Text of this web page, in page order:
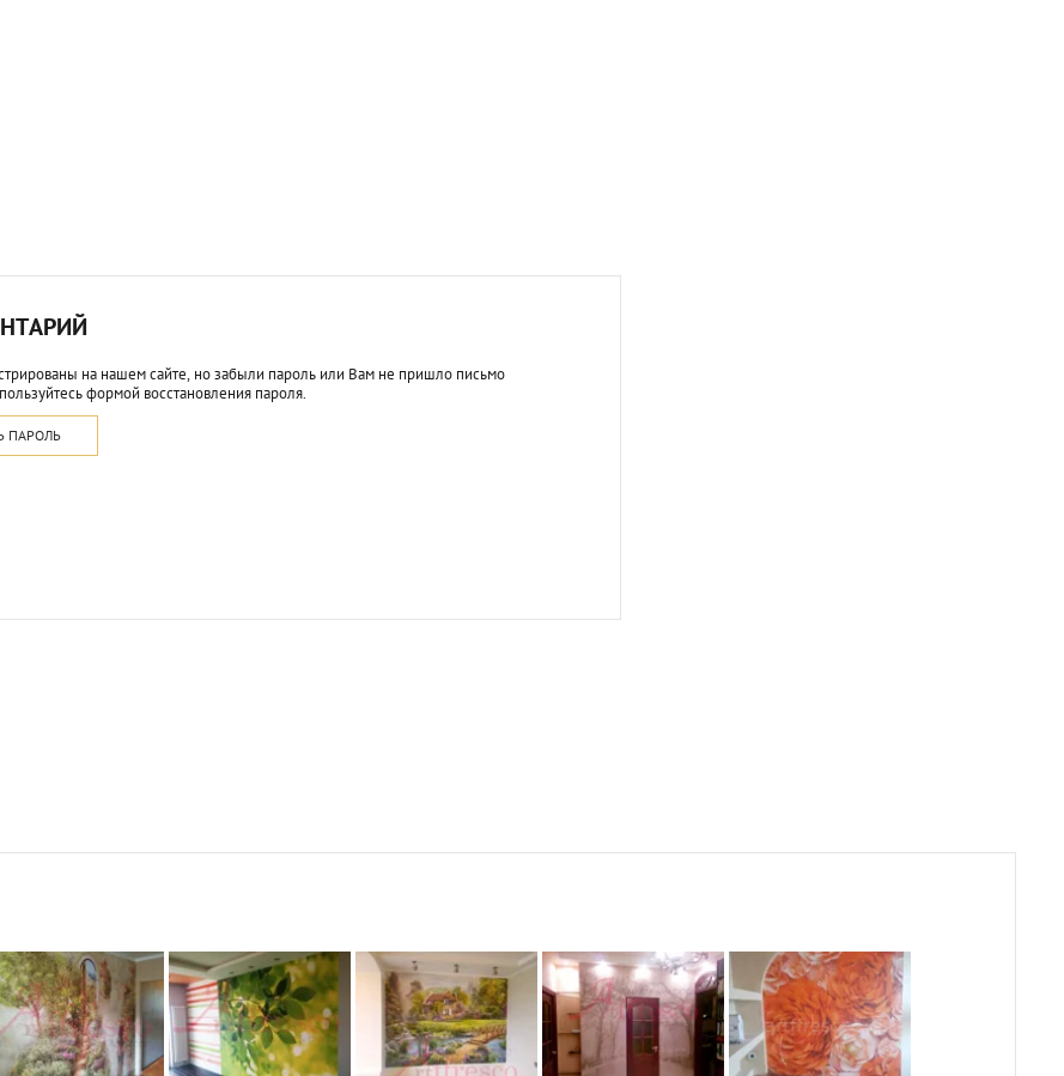
на нашем сайте, но забыли пароль или Вам не пришло письмо
формой восстановления пароля.
ПАРОЛЬ